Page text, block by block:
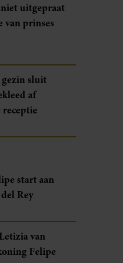
niet uitgepraat
van prinses
sluit
af
start aan
Rey
van
Felipe